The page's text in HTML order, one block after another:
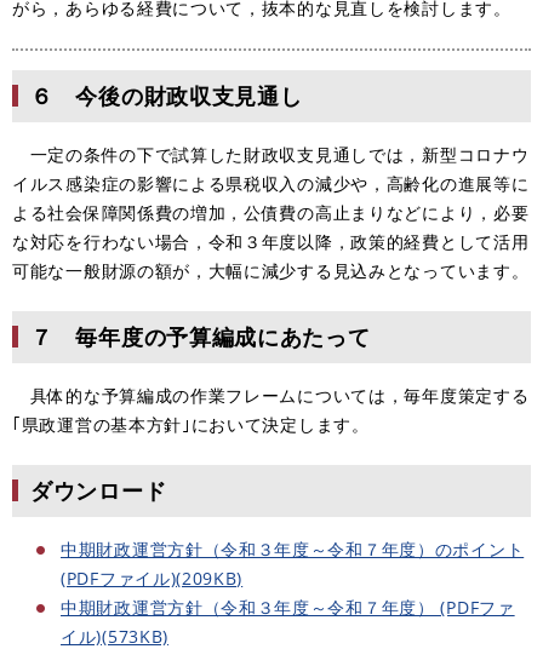
がら，あらゆる経費について，抜本的な見直しを検討します。
６ 今後の財政収支見通し
一定の条件の下で試算した財政収支見通しでは，新型コロナウ
イルス感染症の影響による県税収入の減少や，高齢化の進展等に
よる社会保障関係費の増加，公債費の高止まりなどにより，必要
な対応を行わない場合，令和３年度以降，政策的経費として活用
可能な一般財源の額が，大幅に減少する見込みとなっています。
７ 毎年度の予算編成にあたって
具体的な予算編成の作業フレームについては，毎年度策定する
｢県政運営の基本方針｣において決定します。
ダウンロード
中期財政運営方針（令和３年度～令和７年度）のポイント
(PDFファイル)(209KB)
中期財政運営方針（令和３年度～令和７年度） (PDFファ
イル)(573KB)